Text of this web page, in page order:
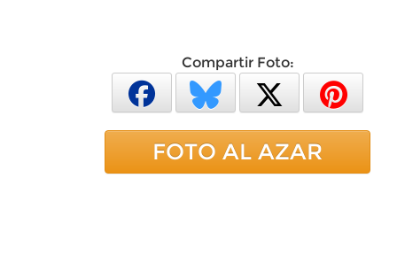
Compartir Foto:
FOTO AL AZAR